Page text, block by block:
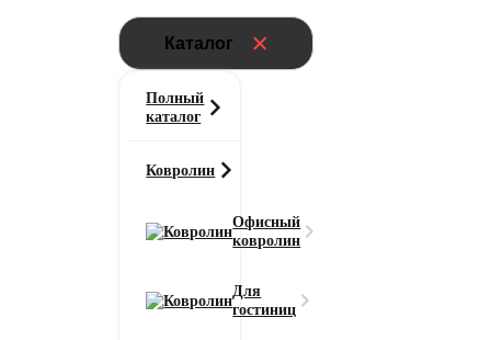
Каталог
Полный
каталог
Ковролин
Офисный
ковролин
Для
гостиниц